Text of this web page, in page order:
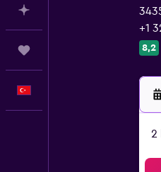
+1
8,2
2